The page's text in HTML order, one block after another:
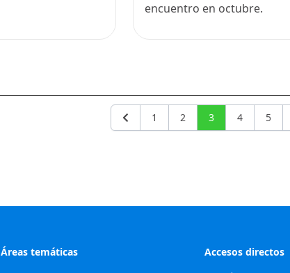
encuentro en octubre.
Anterior1 2 3 4 5
Áreas temáticas
Accesos directos